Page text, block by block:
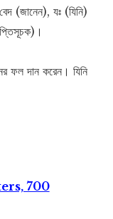
(জানেন), যঃ (যিনি)
ফল দান করেন। যিনি
700